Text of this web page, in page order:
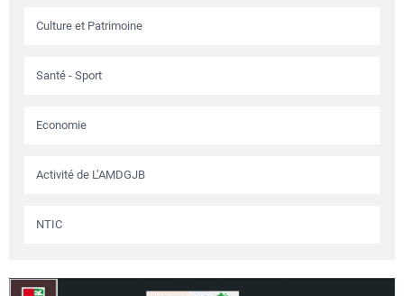
Culture et Patrimoine
Santé - Sport
Economie
Activité de L’AMDGJB
NTIC